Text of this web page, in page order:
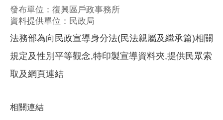
發布單位：復興區戶政事務所
資料提供單位：民政局
法務部為向民政宣導身分法(民法親屬及繼承篇)相關
規定及性別平等觀念,特印製宣導資料夾,提供民眾索
取及網頁連結
相關連結